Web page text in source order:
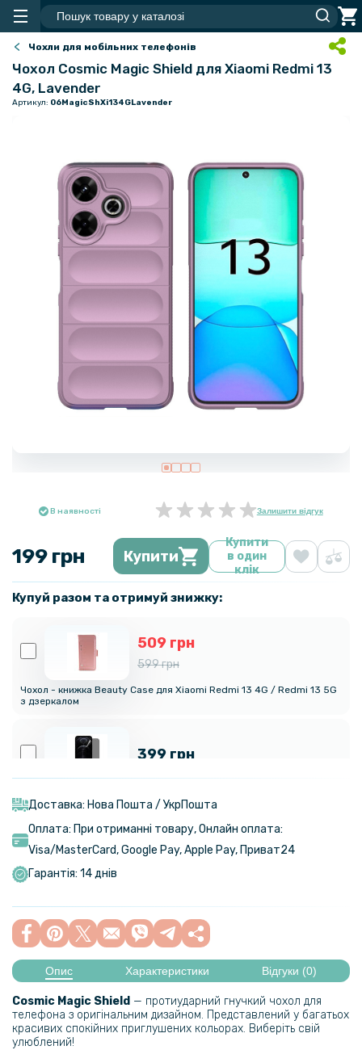
Чохли для мобільних телефонів
Чохол Cosmic Magic Shield для Xiaomi Redmi 13
4G, Lavender
Артикул: 06MagicShXi134GLavender
В наявності Залишити відгук
199 грн Купити
Купити
в один
клік
Купуй разом та отримуй знижку:
509 грн
599 грн
Чохол - книжка Beauty Case для Xiaomi Redmi 13 4G / Redmi 13 5G
з дзеркалом
399 грн
(Антишпигун)
299 грн
задню панель, Матова
159 грн
199 грн
Протиударна гідрогелева плівка Hydrogel Film для Xiaomi Redmi 13
4g / 5g​, Transparent
Доставка: Нова Пошта / УкрПошта
Оплата: При отриманні товару, Онлайн оплата:
Visa/MasterСard, Google Pay, Apple Pay, Приват24
Гарантія: 14 днів
Опис Характеристики Відгуки (0)
Cosmic Magic Shield — протиударний гнучкий чохол для
телефона з оригінальним дизайном. Представлений у багатьох
красивих спокійних приглушених кольорах. Виберіть свій
улюблений!